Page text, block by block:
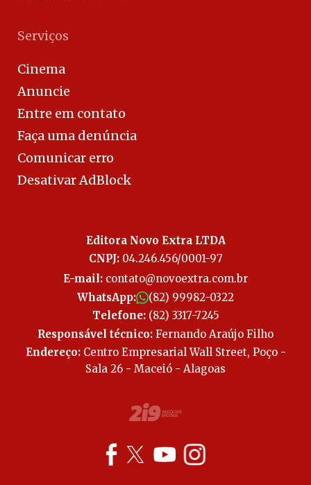
Serviços
Cinema
Anuncie
Entre em contato
Faça uma denúncia
Comunicar erro
Desativar AdBlock
Editora Novo Extra LTDA
CNPJ:04.246.456/0001-97
E-mail: contato@novoextra.com.br
WhatsApp:
(82) 99982-0322
Telefone:(82) 3317-7245
Responsável técnico: Fernando Araújo Filho
Endereço:Centro Empresarial Wall Street, Poço -
Sala 26 - Maceió - Alagoas